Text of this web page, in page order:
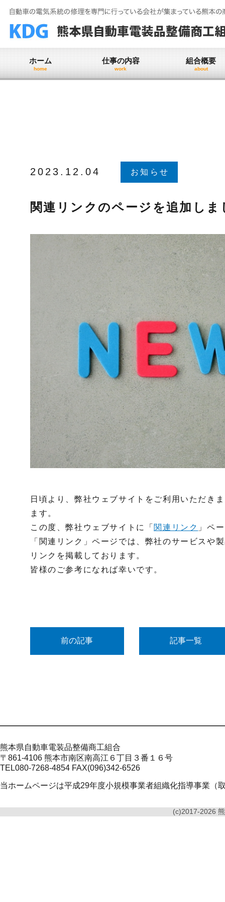
content
ホーム
home
仕事の内容
work
組合概要
about
2023.12.04 お知らせ
関連リンクのページを追加しま
日頃より、弊社ウェブサイトをご利用いただき
ます。
この度、弊社ウェブサイトに「 関連リンク 」ペ
「関連リンク」ページでは、弊社のサービスや
リンクを掲載しております。
皆様のご参考になれば幸いです。
前の記事 記事一覧
熊本県自動車電装品整備商工組合
〒861-4106 熊本市南区南高江６丁目３番１６号
TEL080-7268-4854 FAX(096)342-6526
当ホームページは平成29年度小規模事業者組織化指導事業（
(c)2017-2026